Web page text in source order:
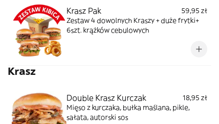
Krasz Pak
59,95 zł
Zestaw 4 dowolnych Kraszy + duże frytki+
6szt. krążków cebulowych
Krasz
Double Krasz Kurczak
18,95 zł
Mięso z kurczaka, bułka maślana, pikle,
sałata, autorski sos